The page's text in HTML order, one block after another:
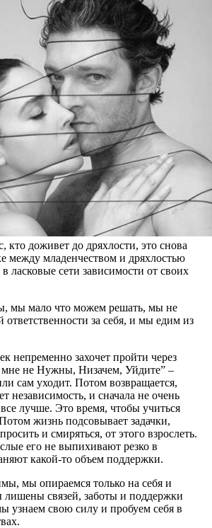
кто доживет до дряхлости, это снова
между младенчеством и дряхлостью
ласковые сети зависимости от своих
мы мало что можем решать, мы не
ответственности за себя, и мы едим из
непременно захочет пройти через
мне не Нужны, Низачем, Уйдите” –
сам уходит. Потом возвращается,
независимость, и сначала не очень
лучше. Это время, чтобы учиться
жизнь подсовывает задачки,
и смиряться, от этого взрослеть.
его не выпихивают резко в
какой-то объем поддержки.
мы опираемся только на себя и
связей, заботы и поддержки
узнаем свою силу и пробуем себя в